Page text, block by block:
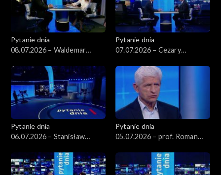
Pytanie dnia
08.07.2026 – Waldemar
Pytanie dnia
07.07.2026 – Cezary
Pytanie dnia
06.07.2026 – Stanisław
Pytanie dnia
05.07.2026 – prof. Roman